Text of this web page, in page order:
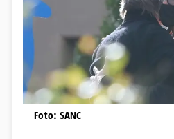
Foto: SANC